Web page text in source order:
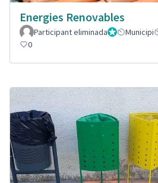
Energies Renovables
Participant eliminadaAdministrador
Municipi
0